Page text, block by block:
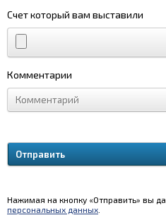
Счет который вам выставили
Комментарии
Нажимая на кнопку «Отправить» вы
персональных данных